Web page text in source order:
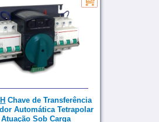
Chave de Transferência
Automática Tetrapolar
Atuação Sob Carga